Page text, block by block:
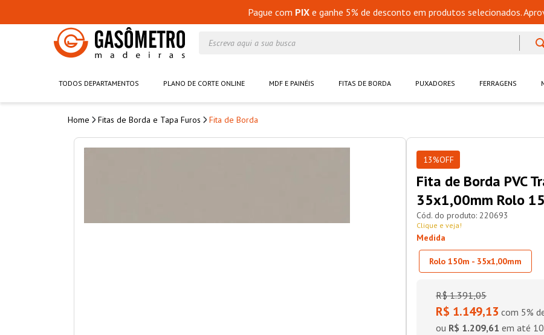
Pague com PIXe ganhe 5% de desconto em produtos selecionados.
TODOS DEPARTAMENTOS PLANO DE CORTE ONLINE MDF E PAINÉIS FITAS DE BORDA PUXADORES FERRAGENS
Fitas de Borda e Tapa Furos Fita de Borda
13%OFF
Fita de Borda PVC
35x1,00mm Rolo
220693
Clique e veja!
Medida
Rolo 150m - 35x1,00mm
R$ 1.391,05
R$ 1.149,13 com 5%
ou R$ 1.209,61 em até 10